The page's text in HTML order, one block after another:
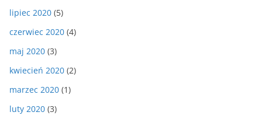
lipiec 2020 (5)
czerwiec 2020 (4)
maj 2020 (3)
kwiecień 2020 (2)
marzec 2020 (1)
luty 2020 (3)